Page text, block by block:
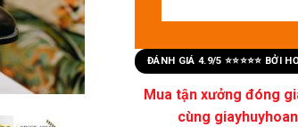
ĐÁNH GIÁ 4.9/5 ⭐⭐⭐⭐⭐ BỞI
Mua tận xưởng đóng
cùng